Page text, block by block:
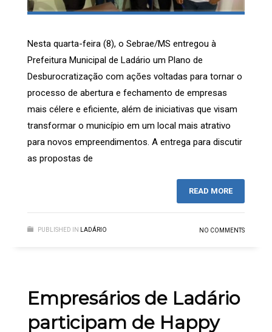
Nesta quarta-feira (8), o Sebrae/MS entregou à
Prefeitura Municipal de Ladário um Plano de
Desburocratização com ações voltadas para tornar o
processo de abertura e fechamento de empresas
mais célere e eficiente, além de iniciativas que visam
transformar o município em um local mais atrativo
para novos empreendimentos. A entrega para discutir
as propostas de
READ MORE
PUBLISHED IN LADÁRIO NO COMMENTS
Empresários de Ladário
participam de Happy